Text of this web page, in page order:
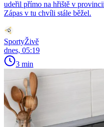
udeřil přímo na hřiště v
Zápas v tu chvíli stále běžel.
SportyŽivě
dnes, 05:19
3 min